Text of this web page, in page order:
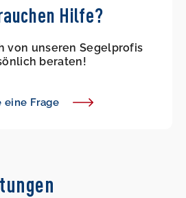
Hilfe?
von unseren Segelprofis
beraten!
eine Frage